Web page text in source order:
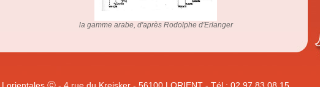
la gamme arabe, d'après Rodolphe d'Erlanger